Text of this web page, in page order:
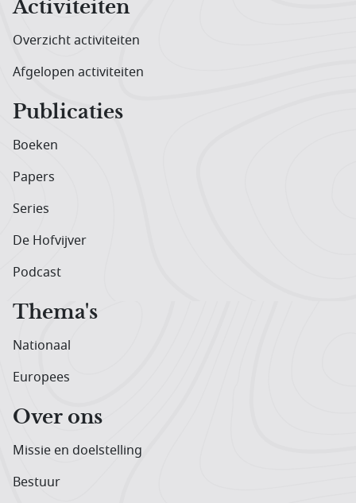
Activiteiten
Overzicht activiteiten
Afgelopen activiteiten
Publicaties
Boeken
Papers
Series
De Hofvijver
Podcast
Thema's
Nationaal
Europees
Over ons
Missie en doelstelling
Bestuur